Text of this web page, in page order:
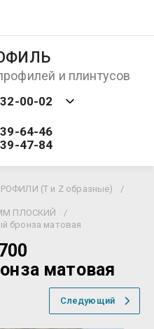
и плинтусов
00-02
64-46
47-84
(T и Z образные)
/
ПЛОСКИЙ
/
бронза матовая
матовая
Следующий